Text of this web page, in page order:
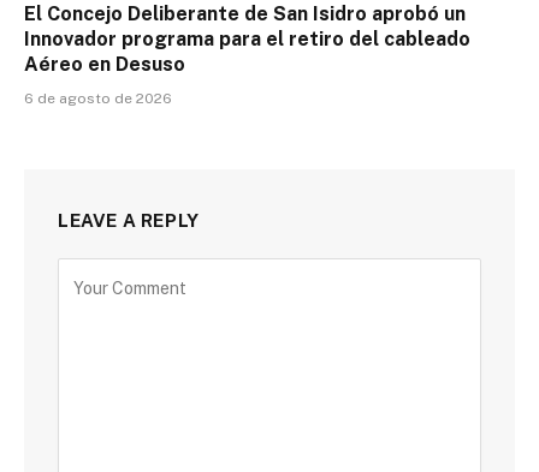
El Concejo Deliberante de San Isidro aprobó un
Innovador programa para el retiro del cableado
Aéreo en Desuso
6 de agosto de 2026
LEAVE A REPLY